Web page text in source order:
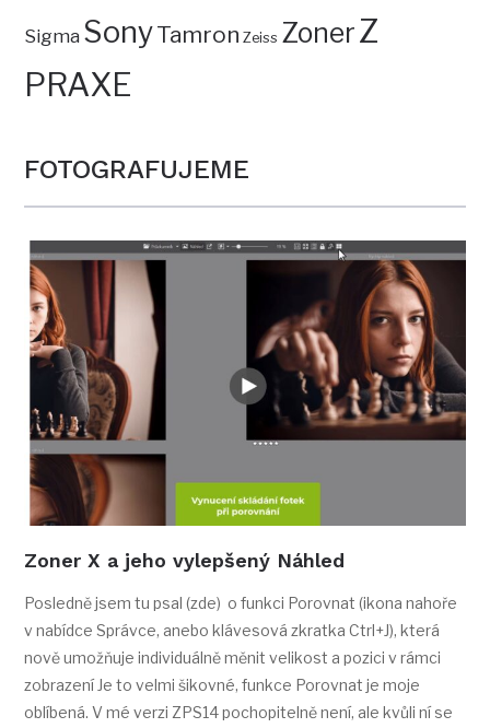
Sigma SonyTamron Zeiss ZonerZ
PRAXE
FOTOGRAFUJEME
Zoner X a jeho vylepšený Náhled
Posledně jsem tu psal (zde) o funkci Porovnat (ikona nahoře
v nabídce Správce, anebo klávesová zkratka Ctrl+J), která
nově umožňuje individuálně měnit velikost a pozici v rámci
zobrazení Je to velmi šikovné, funkce Porovnat je moje
oblíbená. V mé verzi ZPS14 pochopitelně není, ale kvůli ní se